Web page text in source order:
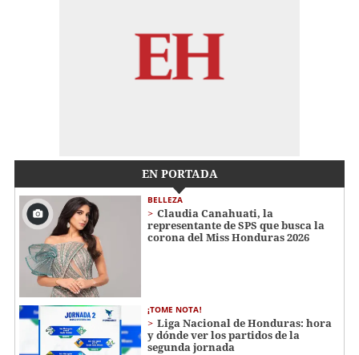
EN PORTADA
BELLEZA
Claudia Canahuati, la
representante de SPS que busca la
corona del Miss Honduras 2026
¡TOME NOTA!
Liga Nacional de Honduras: hora
y dónde ver los partidos de la
segunda jornada